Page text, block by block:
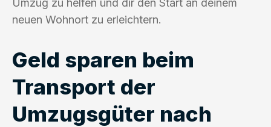
Umzug zu helfen und dir den Start an deinem
neuen Wohnort zu erleichtern.
Geld sparen beim
Transport der
Umzugsgüter nach